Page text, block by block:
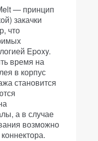
— принцип
закачки
что
Epoxy.
время на
в корпус
становится
а в случае
возможно